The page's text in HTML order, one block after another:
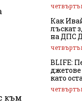
към
Как
лъскат
на ДПС
BLIFE:
като